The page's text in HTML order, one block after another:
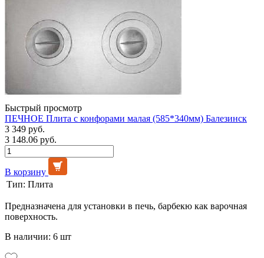
Быстрый просмотр
ПЕЧНОЕ Плита с конфорами малая (585*340мм) Балезинск
3 349 руб.
3 148.06 руб.
В корзину
Тип: Плита
Предназначена для установки в печь, барбекю как варочная
поверхность.
В наличии: 6 шт